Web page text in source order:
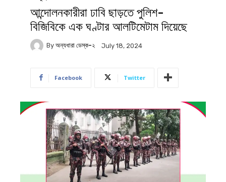
আন্দোলনকারীরা ঢাবি ছাড়তে পুলিশ-
বিজিবিকে এক ঘণ্টার আলটিমেটাম দিয়েছে
By অন্যধারা ডেস্ক-২ July 18, 2024
Facebook Twitter